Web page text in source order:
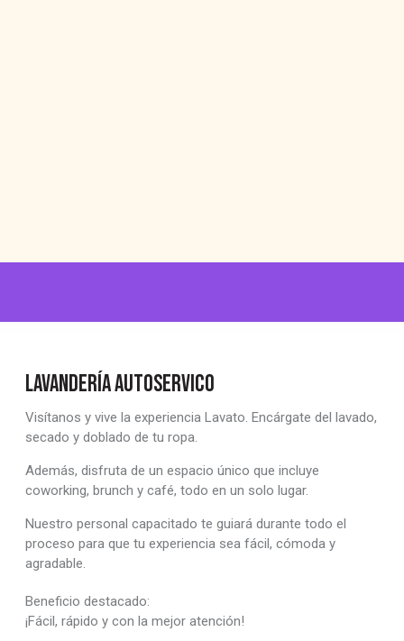
LAVANDERÍA AUTOSERVICO
Visítanos y vive la experiencia Lavato. Encárgate del lavado,
secado y doblado de tu ropa.
Además, disfruta de un espacio único que incluye
coworking, brunch y café, todo en un solo lugar.
Nuestro personal capacitado te guiará durante todo el
proceso para que tu experiencia sea fácil, cómoda y
agradable.
Beneficio destacado:
¡Fácil, rápido y con la mejor atención!